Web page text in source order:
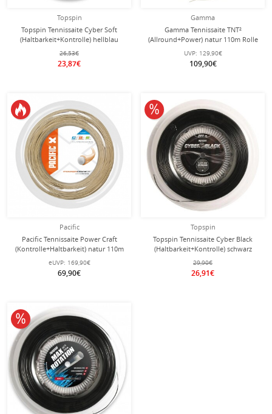
Topspin
Topspin Tennissaite Cyber Soft
(Haltbarkeit+Kontrolle) hellblau
110m Rolle
26,53€
23,87€
Gamma
Gamma Tennissaite TNT²
(Allround+Power) natur 110m Rolle
UVP: 129,90€
109,90€
Pacific
Pacific Tennissaite Power Craft
(Kontrolle+Haltbarkeit) natur 110m
Rolle
eUVP: 169,90€
69,90€
Topspin
Topspin Tennissaite Cyber Black
(Haltbarkeit+Kontrolle) schwarz
110m Rolle
29,90€
26,91€
10% reduziert
10% reduziert